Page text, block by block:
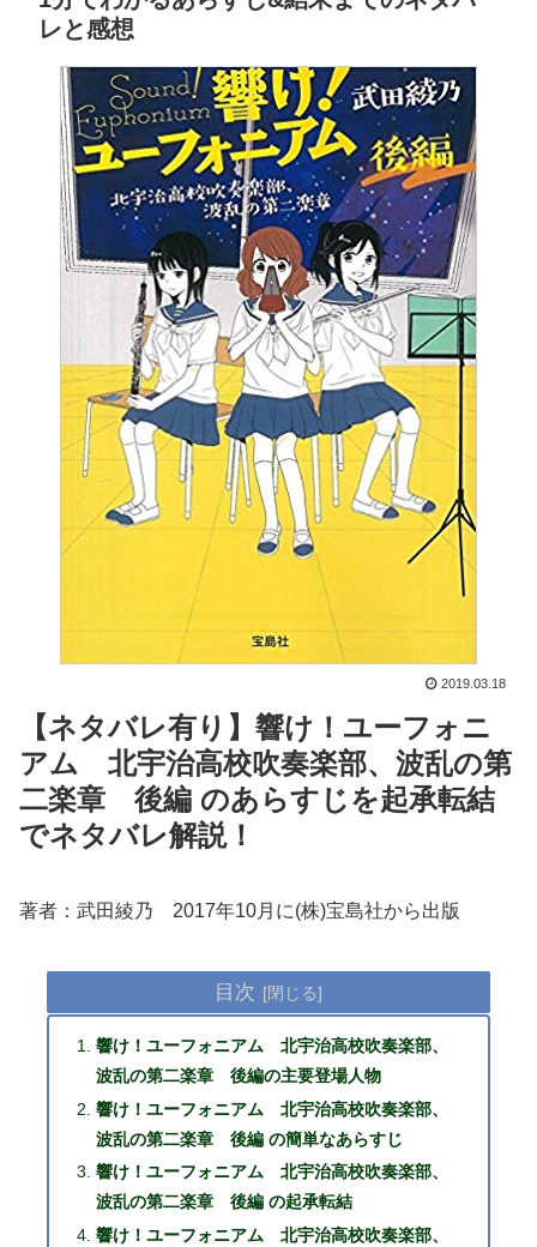
レと感想
2019.03.18
【ネタバレ有り】響け！ユーフォニ
アム 北宇治高校吹奏楽部、波乱の第
二楽章 後編 のあらすじを起承転結
でネタバレ解説！
著者：武田綾乃 2017年10月に(株)宝島社から出版
目次
響け！ユーフォニアム 北宇治高校吹奏楽部、
波乱の第二楽章 後編の主要登場人物
響け！ユーフォニアム 北宇治高校吹奏楽部、
波乱の第二楽章 後編 の簡単なあらすじ
響け！ユーフォニアム 北宇治高校吹奏楽部、
波乱の第二楽章 後編 の起承転結
響け！ユーフォニアム 北宇治高校吹奏楽部、